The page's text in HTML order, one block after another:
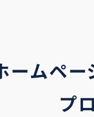
ームペー
プ